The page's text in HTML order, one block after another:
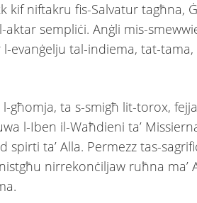
kif niftakru fis-Salvatur tagħna,
aktar sempliċi. Anġli mis-
evanġelju tal-indiema, tat-tama,
għomja, ta s-smigħ lit-torox,
l-Iben il-Waħdieni ta’
spirti ta’ Alla. Permezz tas-
nirrekonċiljaw ruħna ma’